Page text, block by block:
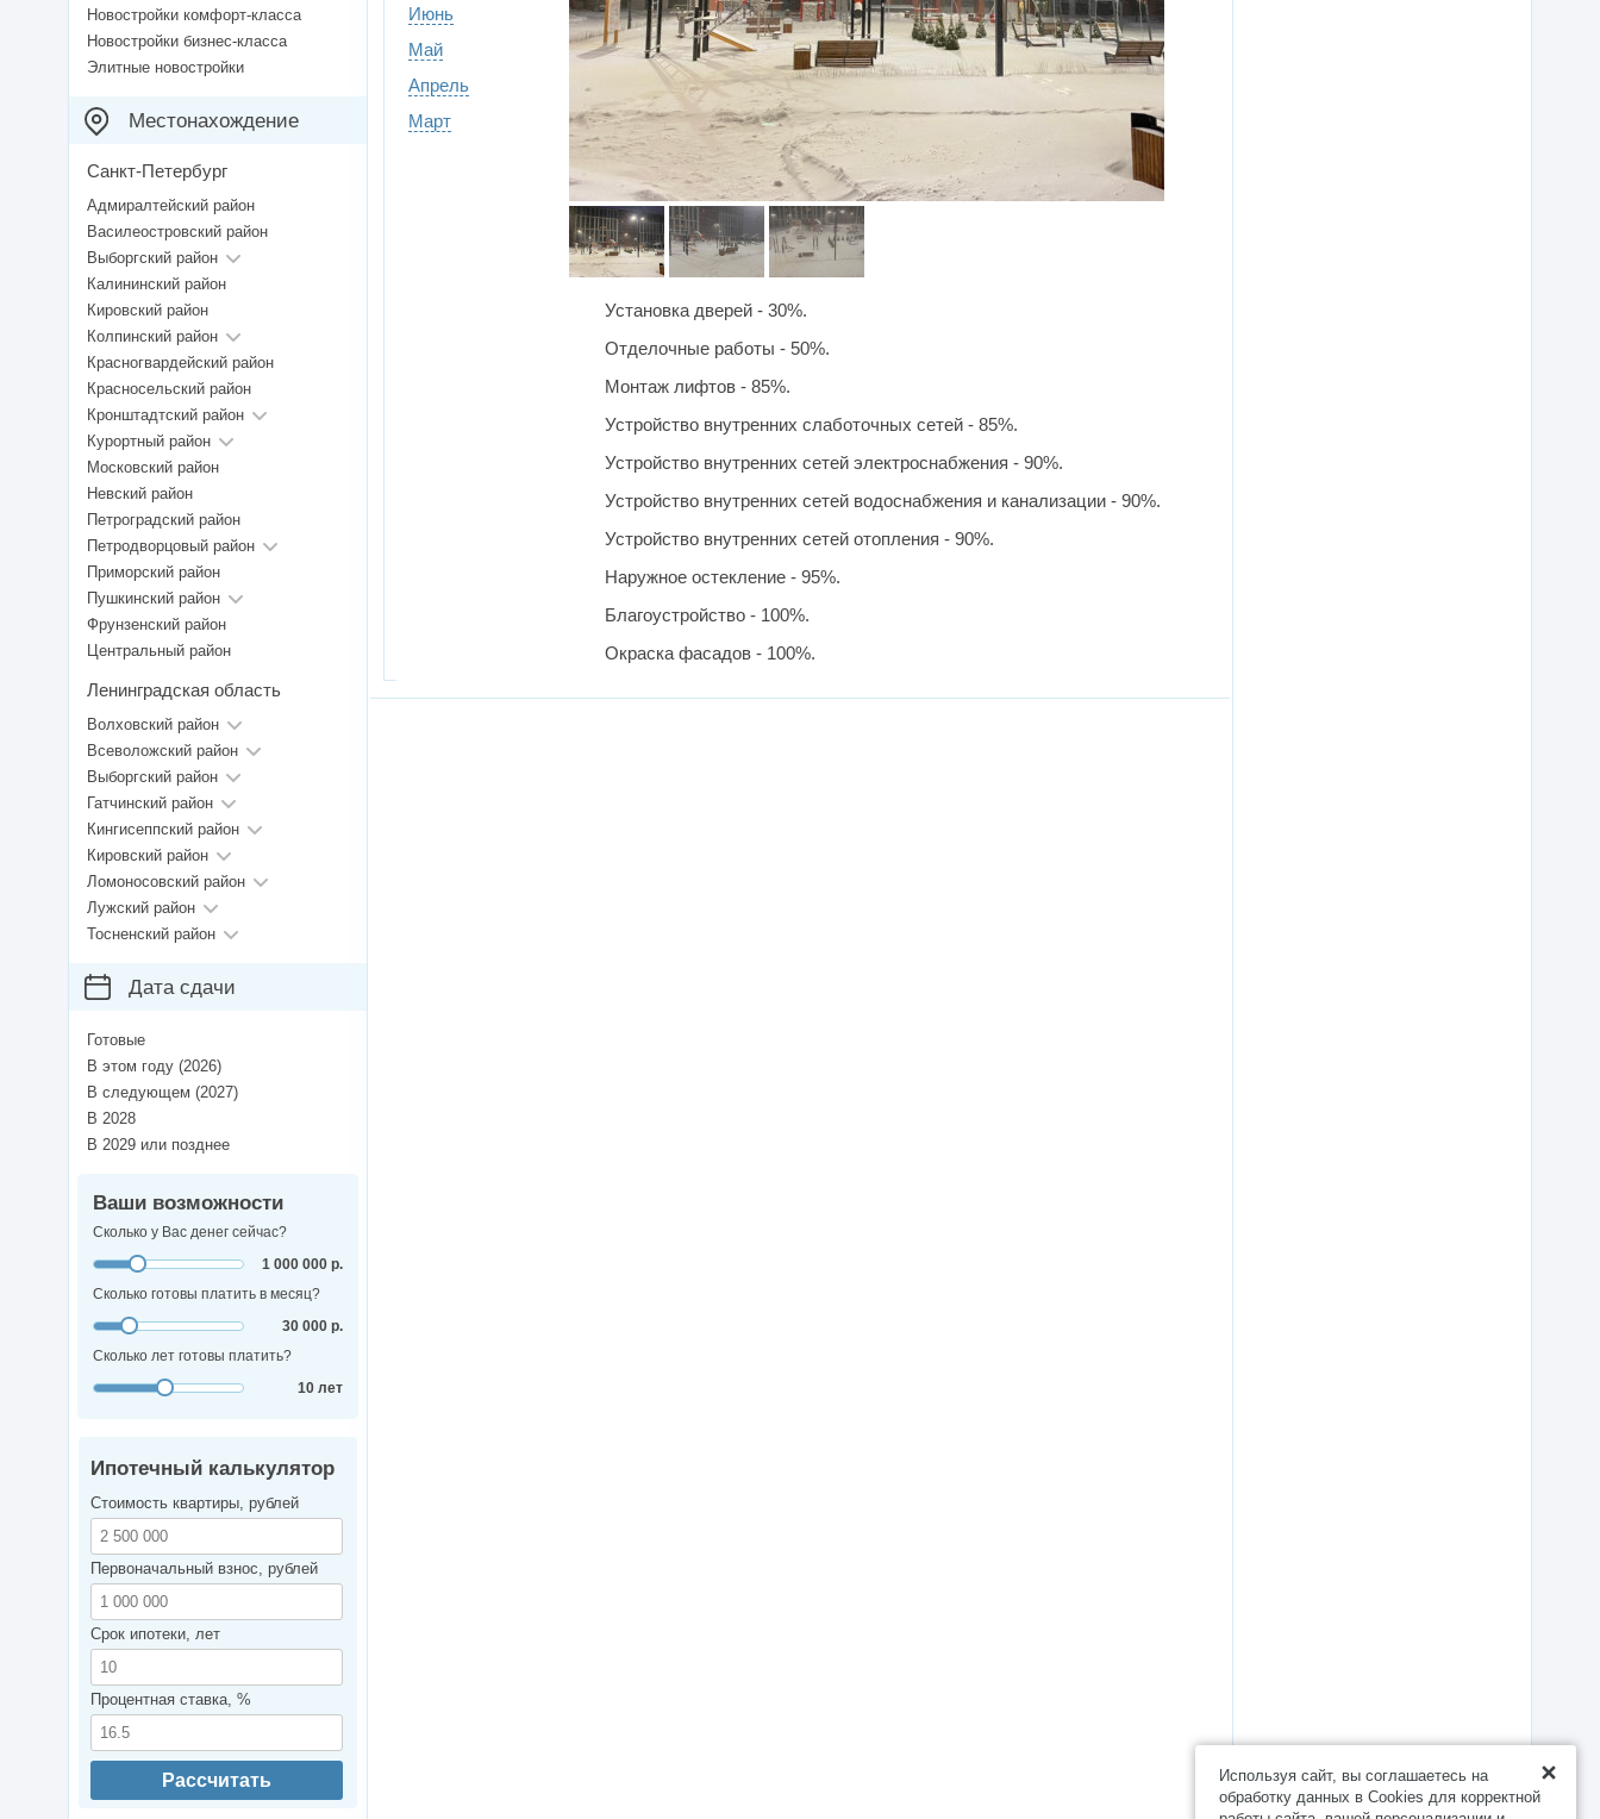
Установка дверей - 30%.
Отделочные работы - 50%.
Монтаж лифтов - 85%.
Устройство внутренних слаботочных сетей - 85%.
Устройство внутренних сетей электроснабжения - 90%.
Устройство внутренних сетей водоснабжения и канализации - 90%.
Устройство внутренних сетей отопления - 90%.
Наружное остекление - 95%.
Благоустройство - 100%.
Окраска фасадов - 100%.
Июнь
Май
Апрель
Март
Новостройки комфорт-класса
Новостройки бизнес-класса
Элитные новостройки
Местонахождение
Санкт-Петербург
Адмиралтейский район
Василеостровский район
Выборгский район
Калининский район
Кировский район
Колпинский район
Красногвардейский район
Красносельский район
Кронштадтский район
Курортный район
Московский район
Невский район
Петроградский район
Петродворцовый район
Приморский район
Пушкинский район
Фрунзенский район
Центральный район
Ленинградская область
Волховский район
Всеволожский район
Выборгский район
Гатчинский район
Кингисеппский район
Кировский район
Ломоносовский район
Лужский район
Тосненский район
Дата сдачи
Готовые
В этом году (2026)
В следующем (2027)
В 2028
В 2029 или позднее
Ваши возможности
Сколько у Вас денег сейчас?
1 000 000 р.
Сколько готовы платить в месяц?
30 000 р.
Сколько лет готовы платить?
10 лет
Ипотечный калькулятор
Стоимость квартиры, рублей
Первоначальный взнос, рублей
Срок ипотеки, лет
Процентная ставка, %
Рассчитать
Используя сайт, вы соглашаетесь на
обработку данных в Cookies для корректной